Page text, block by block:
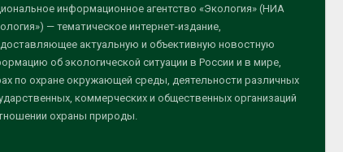
информационное агентство «Экология» (НИА
— тематическое интернет-издание,
актуальную и объективную новостную
об экологической ситуации в России и в мире,
по охране окружающей среды, деятельности различных
коммерческих и общественных организаций
охраны природы.